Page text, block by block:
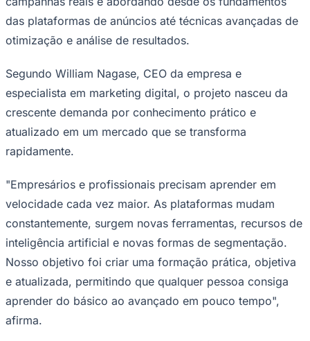
campanhas reais e abordando desde os fundamentos
das plataformas de anúncios até técnicas avançadas de
otimização e análise de resultados.
Segundo William Nagase, CEO da empresa e
especialista em marketing digital, o projeto nasceu da
crescente demanda por conhecimento prático e
atualizado em um mercado que se transforma
rapidamente.
"Empresários e profissionais precisam aprender em
velocidade cada vez maior. As plataformas mudam
constantemente, surgem novas ferramentas, recursos de
inteligência artificial e novas formas de segmentação.
Nosso objetivo foi criar uma formação prática, objetiva
e atualizada, permitindo que qualquer pessoa consiga
aprender do básico ao avançado em pouco tempo",
afirma.